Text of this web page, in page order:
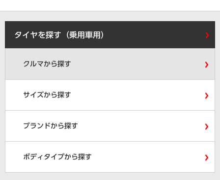
タイヤを探す（乗用車用）
クルマから探す
サイズから探す
ブランドから探す
ボディタイプから探す